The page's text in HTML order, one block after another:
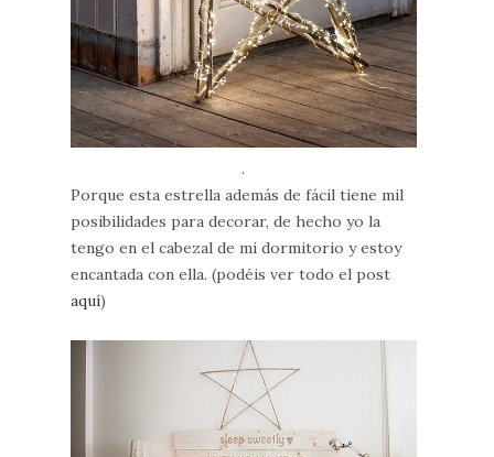
.
Porque esta estrella además de fácil tiene mil
posibilidades para decorar, de hecho yo la
tengo en el cabezal de mi dormitorio y estoy
encantada con ella. (podéis ver todo el post
aquí)